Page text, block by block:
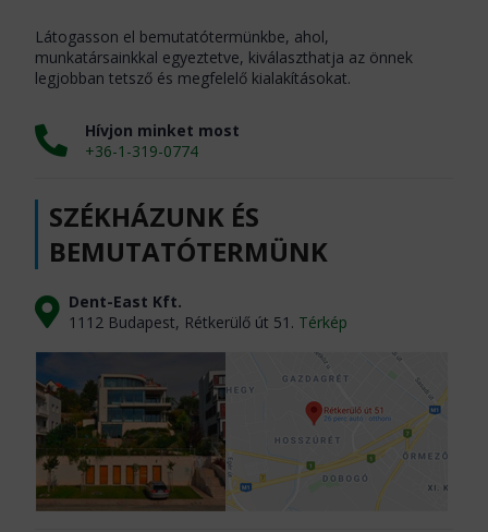
Látogasson el bemutatótermünkbe, ahol,
munkatársainkkal egyeztetve, kiválaszthatja az önnek
legjobban tetsző és megfelelő kialakításokat.
Hívjon minket most
+36-1-319-0774
SZÉKHÁZUNK ÉS
BEMUTATÓTERMÜNK
Dent-East Kft.
1112 Budapest, Rétkerülő út 51. Térkép